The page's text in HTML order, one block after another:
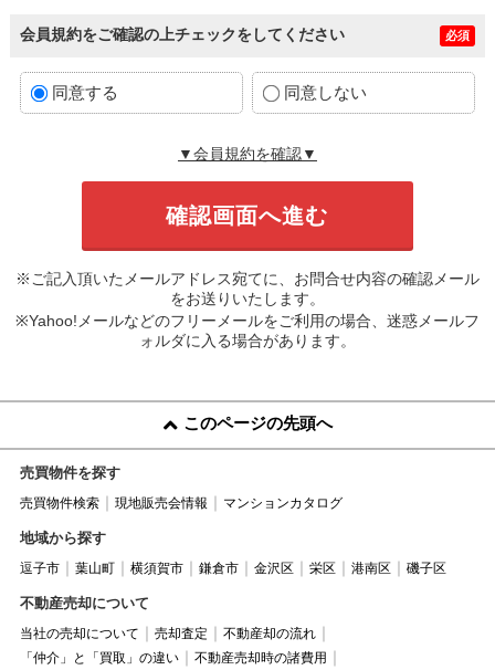
会員規約をご確認の上チェックをしてください 必須
同意する 同意しない
▼会員規約を確認▼
※ご記入頂いたメールアドレス宛てに、お問合せ内容の確認メール
をお送りいたします。
※Yahoo!メールなどのフリーメールをご利用の場合、迷惑メールフ
ォルダに入る場合があります。
このページの先頭へ
売買物件を探す
売買物件検索 現地販売会情報 マンションカタログ
地域から探す
逗子市 葉山町 横須賀市 鎌倉市 金沢区 栄区 港南区 磯子区
不動産売却について
当社の売却について 売却査定
不動産却の流れ
「仲介」と「買取」の違い
不動産売却時の諸費用